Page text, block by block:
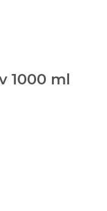
1000 ml